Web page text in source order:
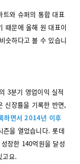
트와 슈퍼의 통합 대표
때문에 올해 원 대표이
슷하다고 볼 수 있습니
3분기 영업이익 실적
신장률을 기록한 반면,
하면서 2014년 이후
즌을 열었습니다. 롯데
장한 140억원을 달성
고요.